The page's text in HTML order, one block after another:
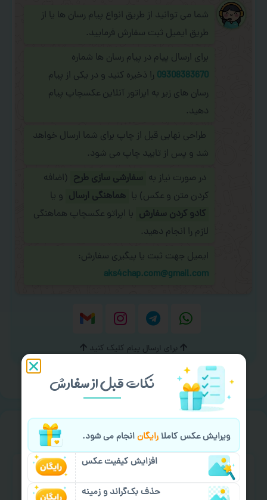
شما می توانید از طریق انواع پیام رسان ها یا از
طریق ایمیل ثبت سفارش فرمایید.
برای ارسال پیام در پیام رسان ها شماره
09308383670 را ذخیره کنید و در یکی از پیام
رسان های زیر به اپراتور آنلاین عکسچاپ پیام
دهید.
طراحی نهایی قبل از چاپ برای شما ارسال خواهد
شد و پس از تایید چاپ می شود.
در صورت نیاز به سفارشی سازی طرح (اضافه
کردن متن و عکس) یا هماهنگی ارسال و یا
کادو کردن سفارش با اپراتو عکسچاپ هماهنگی
لازم را انجام دهید.
ایمیل جهت ثبت یا پیگیری سفارش:
aks4chap.com@gmail.com
برای ارسال پیام کلیک کنید
خیالت راحت ازسفارش گیری
نکات قبل از سفارش
ویرایش عکس کاملارایگانانجام می شود.
افزایش کیفیت عکس
حذف بک‌گراند و زمینه